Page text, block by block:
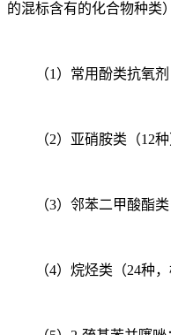
的混标含有的化合物种类
（1）常用酚类抗氧剂
（2）亚硝胺类（12种
（3）邻苯二甲酸酯类
（4）烷烃类（24种，